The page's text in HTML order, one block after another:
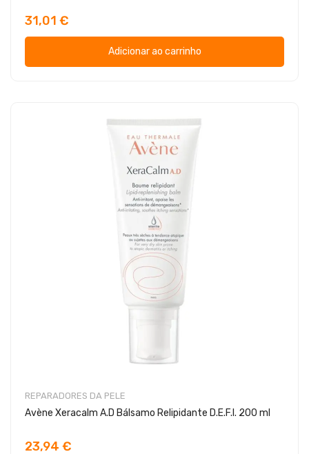
31,01 €
Adicionar ao carrinho
REPARADORES DA PELE
Avène Xeracalm A.D Bálsamo Relipidante D.E.F.I. 200 ml
23,94 €